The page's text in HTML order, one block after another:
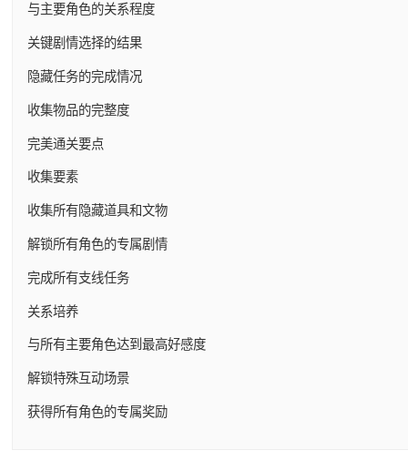
与主要角色的关系程度
关键剧情选择的结果
隐藏任务的完成情况
收集物品的完整度
完美通关要点
收集要素
收集所有隐藏道具和文物
解锁所有角色的专属剧情
完成所有支线任务
关系培养
与所有主要角色达到最高好感度
解锁特殊互动场景
获得所有角色的专属奖励